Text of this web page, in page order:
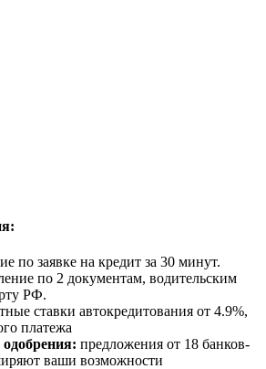
по заявке на кредит за 30 минут.
по 2 документам, водительским
РФ.
ставки автокредитования от 4.9%,
платежа
предложения от 18 банков-
ваши возможности